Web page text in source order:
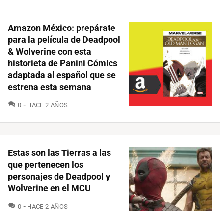
Amazon México: prepárate
para la película de Deadpool
& Wolverine con esta
historieta de Panini Cómics
adaptada al español que se
estrena esta semana
0 COMENTARIOS
HACE 2 AÑOS
Estas son las Tierras a las
que pertenecen los
personajes de Deadpool y
Wolverine en el MCU
0 COMENTARIOS
HACE 2 AÑOS